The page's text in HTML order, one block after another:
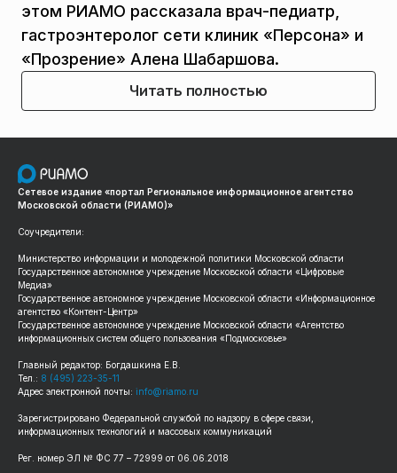
этом РИАМО рассказала врач-педиатр,
гастроэнтеролог сети клиник «Персона» и
«Прозрение» Алена Шабаршова.
Читать полностью
Сетевое издание «портал Региональное информационное агентство
Московской области (РИАМО)»
Соучредители:
Министерство информации и молодежной политики Московской области
Государственное автономное учреждение Московской области «Цифровые
Медиа»
Государственное автономное учреждение Московской области «Информационное
агентство «Контент-Центр»
Государственное автономное учреждение Московской области «Агентство
информационных систем общего пользования «Подмосковье»
Главный редактор: Богдашкина Е.В.
Тел.: 8 (495) 223-35-11
Адрес электронной почты: info@riamo.ru
Зарегистрировано Федеральной службой по надзору в сфере связи,
информационных технологий и массовых коммуникаций
Рег. номер ЭЛ № ФС 77 – 72999 от 06.06.2018